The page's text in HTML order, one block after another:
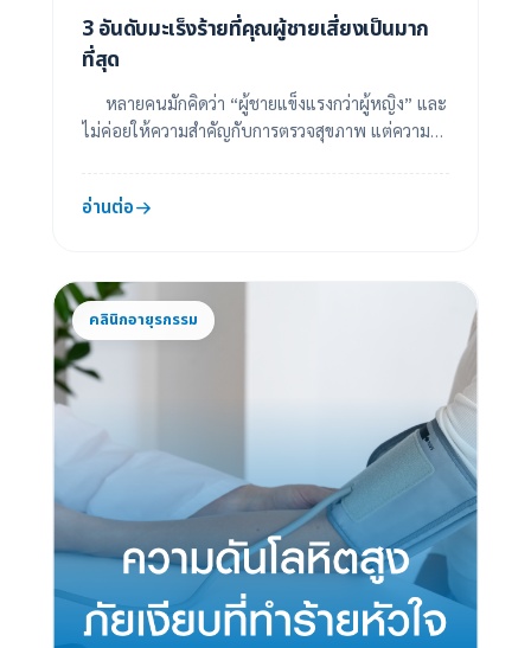
3 อันดับมะเร็งร้ายที่คุณผู้ชายเสี่ยงเป็นมาก
ที่สุด
หลายคนมักคิดว่า “ผู้ชายแข็งแรงกว่าผู้หญิง” และ
ไม่ค่อยให้ความสำคัญกับการตรวจสุขภาพ แต่ความ
อ่านต่อ
คลินิกอายุรกรรม